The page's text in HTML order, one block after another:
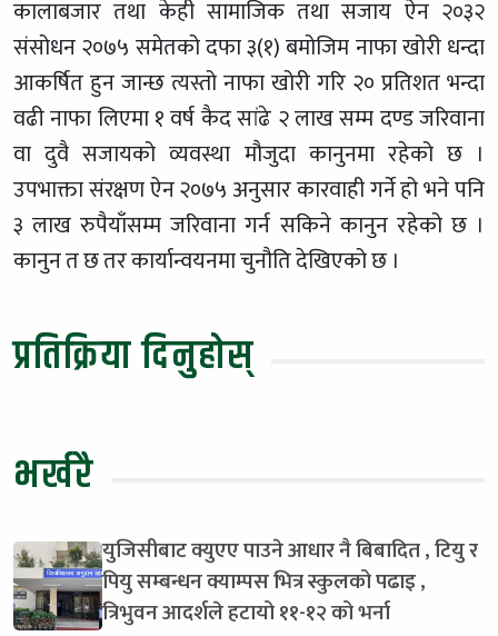
कालाबजार तथा केही सामाजिक तथा सजाय ऐन २०३२
संसोधन २०७५ समेतको दफा ३(१) बमोजिम नाफा खोरी धन्दा
आकर्षित हुन जान्छ त्यस्तो नाफा खोरी गरि २० प्रतिशत भन्दा
वढी नाफा लिएमा १ वर्ष कैद सांढे २ लाख सम्म दण्ड जरिवाना
वा दुवै सजायको व्यवस्था मौजुदा कानुनमा रहेको छ ।
उपभाक्ता संरक्षण ऐन २०७५ अनुसार कारवाही गर्ने हो भने पनि
३ लाख रुपैयाँसम्म जरिवाना गर्न सकिने कानुन रहेको छ ।
कानुन त छ तर कार्यान्वयनमा चुनौति देखिएको छ ।
प्रतिक्रिया दिनुहोस्
भर्खरै
युजिसीबाट क्युएए पाउने आधार नै बिबादित , टियु र
पियु सम्बन्धन क्याम्पस भित्र स्कुलको पढाइ ,
त्रिभुवन आदर्शले हटायो ११-१२ को भर्ना